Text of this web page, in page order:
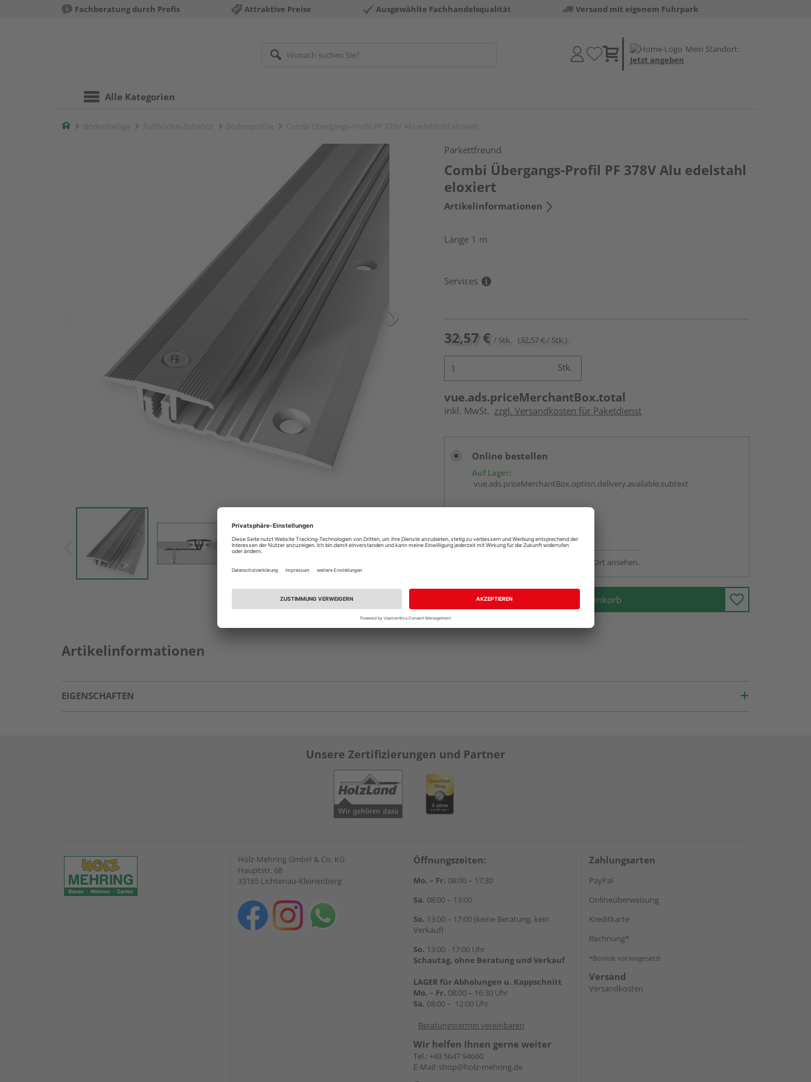
Fachberatung durch Profis Attraktive Preise Ausgewählte Fachhandelsqualität Versand mit eigenem Fuhrpark
Mein Standort:
Jetzt angeben
Alle Kategorien
Home
Parkettfreund
Combi Übergangs-Profil PF 378V Alu edelstahl
eloxiert
Artikelinformationen
Länge 1 m
Services
32,57 € / Stk. (32,57 € / Stk.)
Stk.
vue.ads.priceMerchantBox.total
inkl. MwSt. zzgl. Versandkosten für Paketdienst
Online bestellen
Auf Lager:
vue.ads.priceMerchantBox.option.delivery.available.subtext
Verfügbar in der Ausstellung - vor Ort ansehen.
In den Warenkorb
Artikelinformationen
EIGENSCHAFTEN
Unsere Zertifizierungen und Partner
Holz-Mehring GmbH & Co. KG
Hauptstr. 68
33165 Lichtenau-Kleinenberg
Öffnungszeiten:
Mo. – Fr. 08:00 – 17:30
Sa. 08:00 – 13:00
So. 13:00 – 17:00 (keine Beratung, kein
Verkauf)
So. 13:00 - 17:00 Uhr
Schautag, ohne Beratung und Verkauf
LAGER für Abholungen u. Kappschnitt
Mo. – Fr. 08:00 – 16:30 Uhr
Sa. 08:00 – 12:00 Uhr
Beratungstermin vereinbaren
Wir helfen Ihnen gerne weiter
Tel.: +49 5647 94660
E-Mail: shop@holz-mehring.de
Zahlungsarten
PayPal
Onlineüberweisung
Kreditkarte
Rechnung*
*Bonität vorausgesetzt
Versand
Versandkosten